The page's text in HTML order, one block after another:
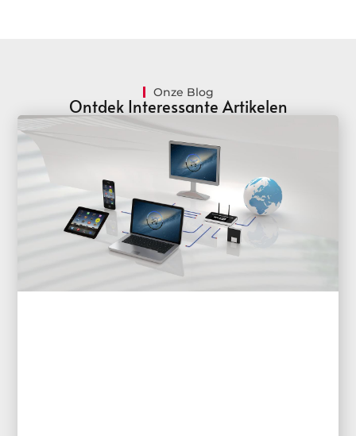
Onze Blog
Ontdek Interessante Artikelen